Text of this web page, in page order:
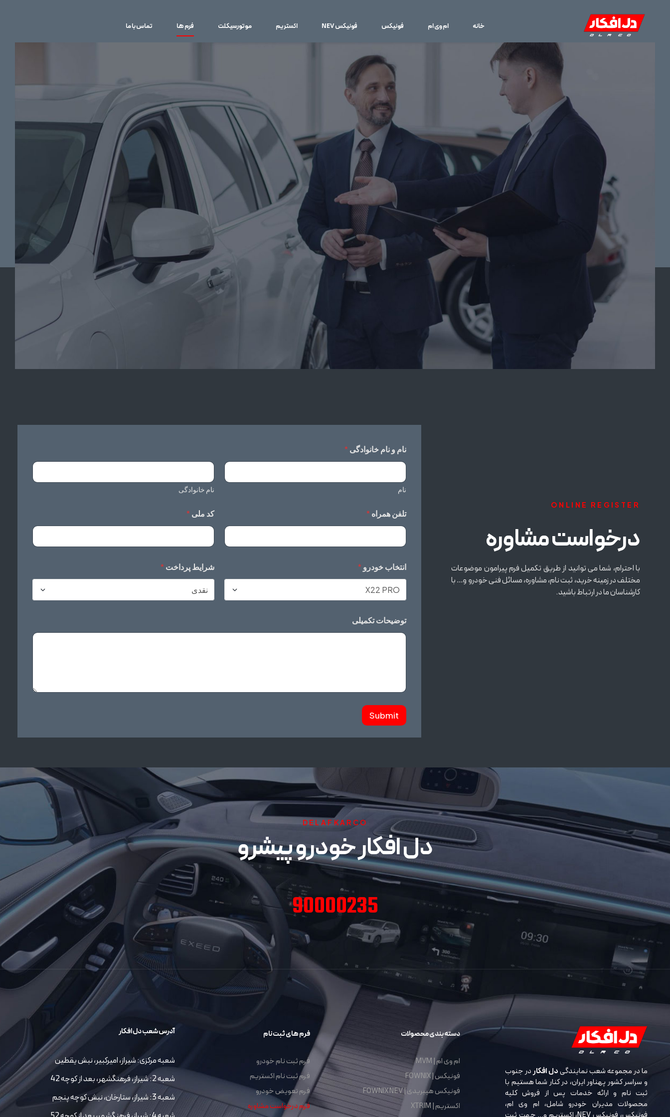
خانه ام وی ام فونیکس فونیکس NEV اکستریم موتورسیکلت فرم ها تماس با ما
ONLINE REGISTER
درخواست مشاوره
با احترام، شما می توانید از طریق تکمیل فرم پیرامون موضوعات
مختلف در زمینه خرید، ثبت نام، مشاوره، مسائل فنی خودرو و… با
کارشناسان ما در ارتباط باشید.
نام و نام خانوادگی*
نام نام خانوادگی
تلفن همراه*
انتخاب خودرو*
کد ملی*
شرایط پرداخت*
توضیحات تکمیلی
Submit
DELAFKARCO
دل افکار خودرو پیشرو
90000235
ما در مجموعه شعب نمایندگیدل افکار در جنوب
و سراسر کشور پهناور ایران، در کنار شما هستیم با
ثبت نام و ارائه خدمات پس از فروش کلیه
محصولات مدیران خودرو شامل، ام وی ام،
دسته بندی محصولات
ام وی ام | MVM
فونیکس | FOWNIX
فونیکس هیبریدی | FOWNIX NEV
اکستریم | XTRIM
فرم های ثبت نام
فرم ثبت نام خودرو
فرم ثبت نام اکستریم
فرم تعویض خودرو
فرم درخواست مشاوره
آدرس شعب دل افکار
شعبه مرکزی: شیراز، امیرکبیر، نبش یقطین
شعبه 2: شیراز، فرهنگشهر، بعد از کوچه 42
شعبه 3: شیراز، ستارخان، نبش کوچه پنجم